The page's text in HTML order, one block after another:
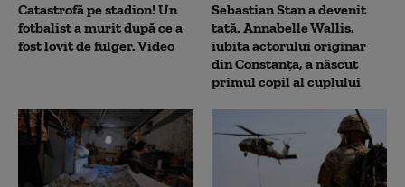
Catastrofă pe stadion! Un
fotbalist a murit după ce a
fost lovit de fulger. Video
Sebastian Stan a devenit
tată. Annabelle Wallis,
iubita actorului originar
din Constanța, a născut
primul copil al cuplului